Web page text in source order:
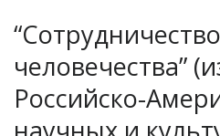
человечества”
Российско-